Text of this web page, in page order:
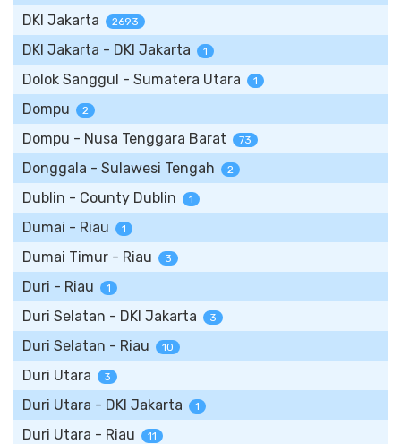
DKI Jakarta 2693
DKI Jakarta - DKI Jakarta 1
Dolok Sanggul - Sumatera Utara 1
Dompu 2
Dompu - Nusa Tenggara Barat 73
Donggala - Sulawesi Tengah 2
Dublin - County Dublin 1
Dumai - Riau 1
Dumai Timur - Riau 3
Duri - Riau 1
Duri Selatan - DKI Jakarta 3
Duri Selatan - Riau 10
Duri Utara 3
Duri Utara - DKI Jakarta 1
Duri Utara - Riau 11